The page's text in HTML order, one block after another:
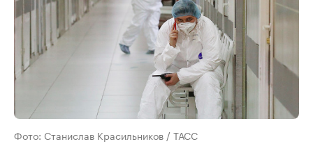
Фото: Станислав Красильников / ТАСС